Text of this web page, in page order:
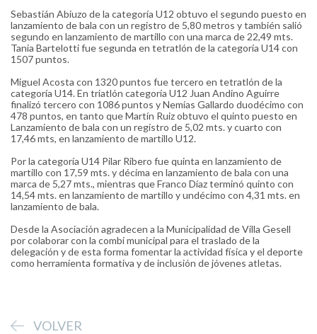
Sebastián Abiuzo de la categoría U12 obtuvo el segundo puesto en
lanzamiento de bala con un registro de 5,80 metros y también salió
segundo en lanzamiento de martillo con una marca de 22,49 mts.
Tania Bartelotti fue segunda en tetratlón de la categoría U14 con
1507 puntos.
Miguel Acosta con 1320 puntos fue tercero en tetratlón de la
categoría U14. En triatlón categoría U12 Juan Andino Aguirre
finalizó tercero con 1086 puntos y Nemías Gallardo duodécimo con
478 puntos, en tanto que Martín Ruiz obtuvo el quinto puesto en
Lanzamiento de bala con un registro de 5,02 mts. y cuarto con
17,46 mts, en lanzamiento de martillo U12.
Por la categoría U14 Pilar Ribero fue quinta en lanzamiento de
martillo con 17,59 mts. y décima en lanzamiento de bala con una
marca de 5,27 mts., mientras que Franco Díaz terminó quinto con
14,54 mts. en lanzamiento de martillo y undécimo con 4,31 mts. en
lanzamiento de bala.
Desde la Asociación agradecen a la Municipalidad de Villa Gesell
por colaborar con la combi municipal para el traslado de la
delegación y de esta forma fomentar la actividad física y el deporte
como herramienta formativa y de inclusión de jóvenes atletas.
VOLVER